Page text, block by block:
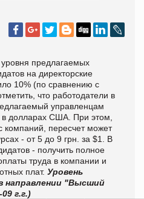
предлагаемых
на директорские
10% (по сравнению с
что работодатели в
управленцам
в долларах США. При этом,
компаний, пересчет может
- от 5 до 9 грн. за $1. В
- получить полное
труда в компании и
плат. Уровень
направлении "Высший
г.г.)